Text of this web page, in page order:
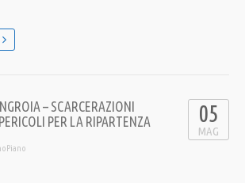
– SCARCERAZIONI
PER LA RIPARTENZA
05
MAG